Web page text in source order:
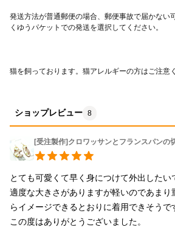
発送方法が普通郵便の場合、郵便事故で届かない
猫を飼っております。猫アレルギーの方はご注意
ショップレビュー 8
[受注製作]クロワッサンとフランスパンの
とても可愛くて早く身につけて外出したい
適度な大きさがありますが軽いのであまり
らイメージできるとおりに着用できそうで
この度はありがとうございました。